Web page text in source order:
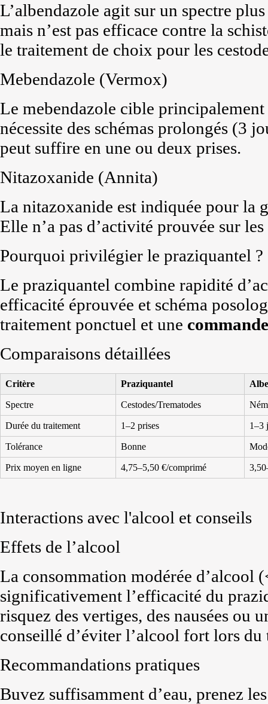
L’albendazole agit sur un spectre
mais n’est pas efficace contre la
le traitement de choix pour les
Mebendazole (Vermox)
Le mebendazole cible
nécessite des schémas prolongés (3
peut suffire en une ou deux prises.
Nitazoxanide (Annita)
La nitazoxanide est indiquée pour la
Elle n’a pas d’activité prouvée sur
Pourquoi privilégier le praziquantel ?
Le praziquantel combine rapidité
efficacité éprouvée et schéma
traitement ponctuel et une commande
Comparaisons détaillées
Critère Praziquantel
Spectre Cestodes/Trematodes
Durée du traitement 1–2 prises 1–3
Tolérance Bonne
Prix moyen en ligne 4,75–5,50 €/comprimé
Interactions avec l'alcool et conseils
Effets de l’alcool
La consommation modérée d’alcool
significativement l’efficacité du
risquez des vertiges, des nausées ou
conseillé d’éviter l’alcool fort lors du
Recommandations pratiques
Buvez suffisamment d’eau, prenez